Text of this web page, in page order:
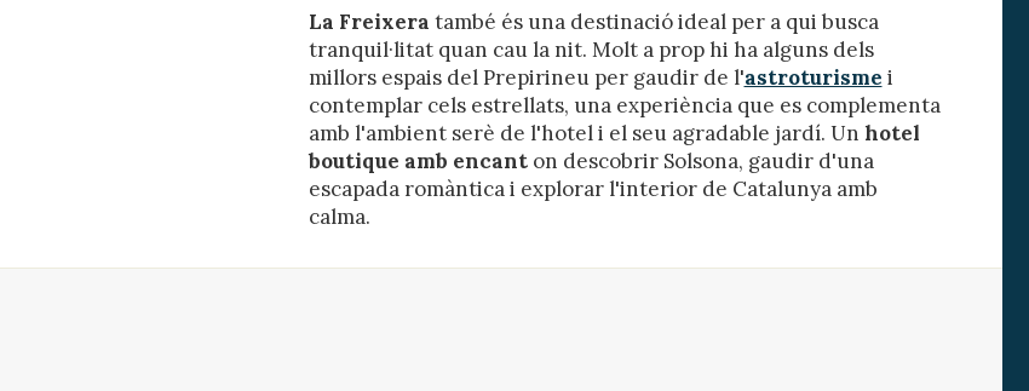
La Freixera també és una destinació ideal per a qui busca
tranquil·litat quan cau la nit. Molt a prop hi ha alguns dels
millors espais del Prepirineu per gaudir de l'astroturisme i
contemplar cels estrellats, una experiència que es complementa
amb l'ambient serè de l'hotel i el seu agradable jardí. Un hotel
boutique amb encanton descobrir Solsona, gaudir d'una
escapada romàntica i explorar l'interior de Catalunya amb
calma.